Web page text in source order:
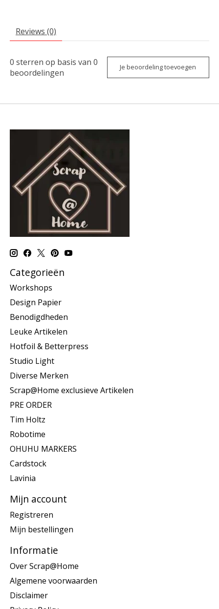
Reviews (0)
0 sterren op basis van 0
beoordelingen
Je beoordeling toevoegen
Categorieën
Workshops
Design Papier
Benodigdheden
Leuke Artikelen
Hotfoil & Betterpress
Studio Light
Diverse Merken
Scrap@Home exclusieve Artikelen
PRE ORDER
Tim Holtz
Robotime
OHUHU MARKERS
Cardstock
Lavinia
Mijn account
Registreren
Mijn bestellingen
Informatie
Over Scrap@Home
Algemene voorwaarden
Disclaimer